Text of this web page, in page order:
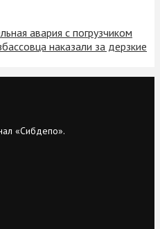
авария с погрузчиком
наказали за дерзкие
«Сибдепо».